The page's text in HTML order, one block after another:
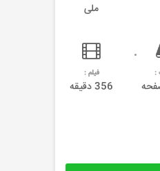
ملی
: فیلم :
356 دقیقه